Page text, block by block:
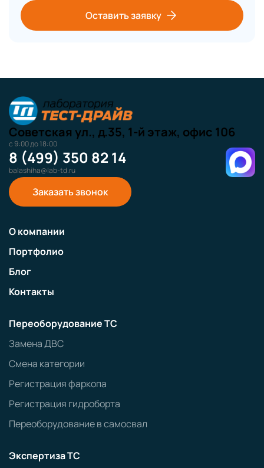
Оставить заявку
Советская ул., д.35, 1-й этаж, офис 106
с 9:00 до 18:00
8 (499) 350 82 14
balashiha@lab-td.ru
Заказать звонок
О компании
Портфолио
Блог
Контакты
Переоборудование ТС
Замена ДВС
Смена категории
Регистрация фаркопа
Регистрация гидроборта
Переоборудование в самосвал
Экспертиза ТС